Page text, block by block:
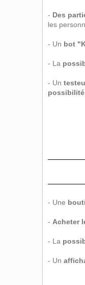
- Des
les
- Un bot
- La
- Un
possibilité
- Une
- Acheter
- La
- Un